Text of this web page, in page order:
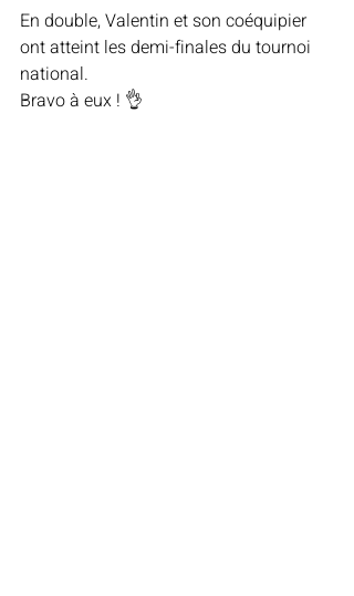
En double, Valentin et son coéquipier
ont atteint les demi-finales du tournoi
national.
Bravo à eux ! 👌